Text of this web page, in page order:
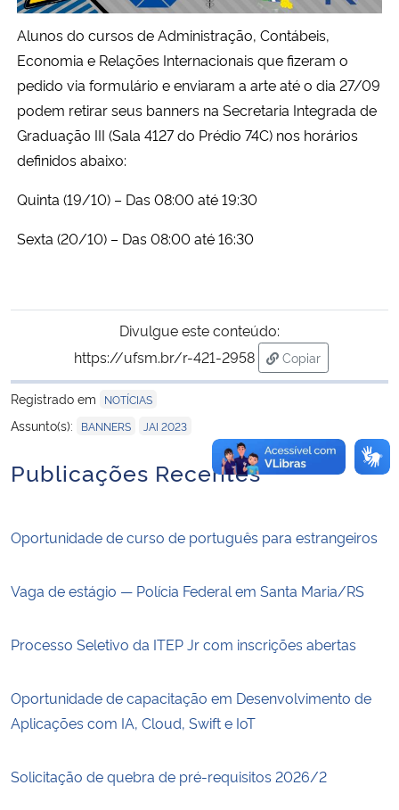
Advocacia-Geral da União
Banco Central do Brasil
Planalto
Alunos do cursos de Administração, Contábeis,
Economia e Relações Internacionais que fizeram o
pedido via formulário e enviaram a arte até o dia 27/09
podem retirar seus banners na Secretaria Integrada de
Graduação III (Sala 4127 do Prédio 74C) nos horários
definidos abaixo:
Quinta (19/10) – Das 08:00 até 19:30
Sexta (20/10) – Das 08:00 até 16:30
Divulgue este conteúdo:
https://ufsm.br/r-421-2958
Copiar
para área de
Registrado em
NOTÍCIAS
Assunto(s): BANNERS JAI 2023
Publicações Recentes
Oportunidade de curso de português para estrangeiros
Vaga de estágio — Polícia Federal em Santa Maria/RS
Processo Seletivo da ITEP Jr com inscrições abertas
Oportunidade de capacitação em Desenvolvimento de
Aplicações com IA, Cloud, Swift e IoT
Solicitação de quebra de pré-requisitos 2026/2